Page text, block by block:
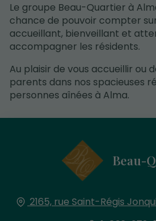
Le groupe Beau-Quartier à
chance de pouvoir compter
accueillant, bienveillant et
accompagner les résidents.
Au plaisir de vous accueillir ou
parents dans nos spacieuses
personnes aînées à Alma.
Beau-
2165, rue Saint-Régis